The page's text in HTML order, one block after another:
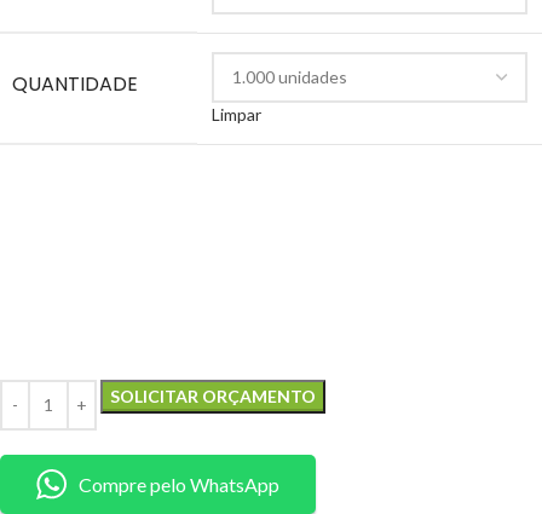
QUANTIDADE
Limpar
SOLICITAR ORÇAMENTO
Compre pelo WhatsApp